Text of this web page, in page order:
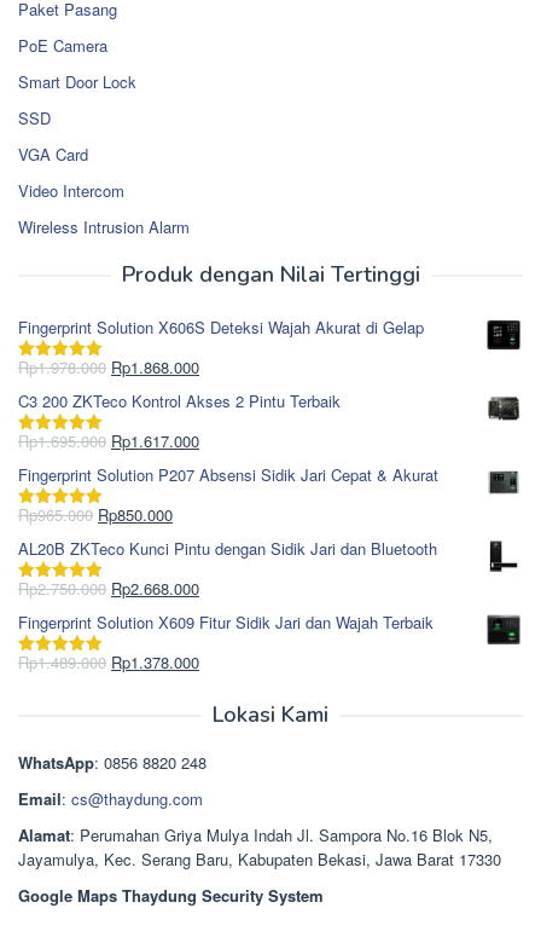
Paket Pasang
PoE Camera
Smart Door Lock
SSD
VGA Card
Video Intercom
Wireless Intrusion Alarm
Produk dengan Nilai Tertinggi
Fingerprint Solution X606S Deteksi Wajah Akurat di Gelap
Dinilai5.00
Rp1.978.000 Harga
aslinya
adalah:
Rp1.978.000.
Rp1.868.000Harga
saat
ini
adalah:
C3 200 ZKTeco Kontrol Akses 2 Pintu Terbaik
Dinilai5.00
Rp1.695.000 Harga
aslinya
adalah:
Rp1.695.000.
Rp1.617.000Harga
saat
ini
Fingerprint Solution P207 Absensi Sidik Jari Cepat & Akurat
Dinilai5.00
Rp965.000 Harga
aslinya
adalah:
Rp965.000.
Rp850.000Harga
saat
ini
adalah:
AL20B ZKTeco Kunci Pintu dengan Sidik Jari dan Bluetooth
Dinilai5.00
Rp2.750.000 Harga
aslinya
adalah:
Rp2.750.000.
Rp2.668.000Harga
saat
ini
adalah:
Fingerprint Solution X609 Fitur Sidik Jari dan Wajah Terbaik
Dinilai5.00
Rp1.489.000 Harga
Rp1.378.000Harga
Rp1.378.000.
Lokasi Kami
WhatsApp: 0856 8820 248
Email: cs@thaydung.com
Alamat: Perumahan Griya Mulya Indah Jl. Sampora No.16 Blok N5,
Jayamulya, Kec. Serang Baru, Kabupaten Bekasi, Jawa Barat 17330
Google Maps Thaydung Security System